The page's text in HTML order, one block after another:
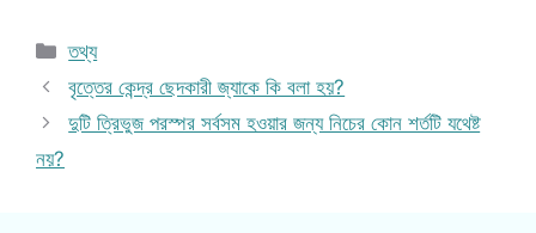
Categories
তথ্য
বৃত্তের কেন্দ্র ছেদকারী জ্যাকে কি বলা হয়?
দুটি ত্রিভুজ পরস্পর সর্বসম হওয়ার জন্য নিচের কোন শর্তটি যথেষ্ট
নয়?